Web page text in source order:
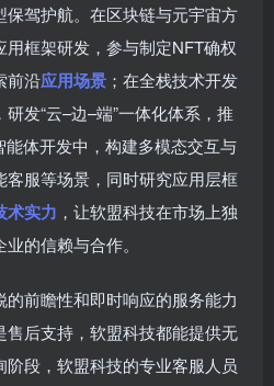
驾护航。在区块链与元宇宙方
框架研发，参与制定NFT确权
前沿应用场景 ；在全栈技术开发
发“云–边–端”一体化体系，推
体开发中，构建多模态交互与
客服等场景，同时研究应用层框
术实力 ，让软盟科技在市场上独
的信赖与合作。
前瞻性和即时响应的服务能力
后支持，软盟科技都能提供无
段，软盟科技的专业客服人员